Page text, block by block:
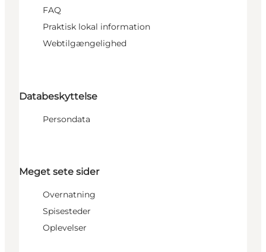
FAQ
Praktisk lokal information
Webtilgængelighed
Databeskyttelse
Persondata
Meget sete sider
Overnatning
Spisesteder
Oplevelser